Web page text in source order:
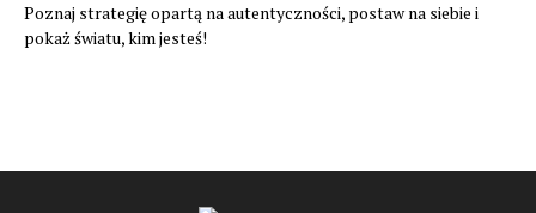
Poznaj strategię opartą na autentyczności, postaw na siebie i
pokaż światu, kim jesteś!